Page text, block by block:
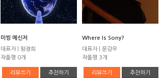
미씽 메신저
대표자 | 왕경희
작품평 0개
리뷰쓰기 추천하기
Where Is Sony?
대표자 | 문강우
작품평 3개
리뷰쓰기 추천하기